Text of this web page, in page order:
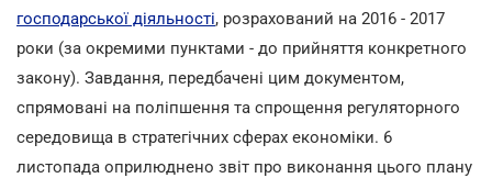
господарської діяльності, розрахований на 2016 - 2017
роки (за окремими пунктами - до прийняття конкретного
закону). Завдання, передбачені цим документом,
спрямовані на поліпшення та спрощення регуляторного
середовища в стратегічних сферах економіки. 6
листопада оприлюднено звіт про виконання цього плану